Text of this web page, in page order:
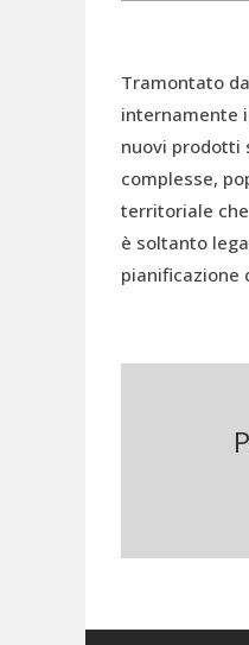
Tramontato
internamente
nuovi prodotti
complesse,
territoriale
è soltanto
pianificazione
inputper la
lavoro a 22
interessi
L’unico